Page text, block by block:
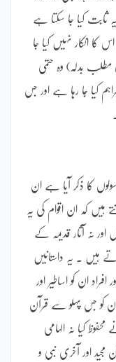
ثابت کیا جا سکتا ہے
کا انکار نہیں کیا جا
مطلب بدلہ) وہ حتمی
کیا جا رہا ہے اور جس
کا ذکر آیا ہے ان
ہیں کہ ان اقوام کی یہ
نہ آثار قدیمہ کے
ہیں ۔ یہ داستانیں
ان کو اساطیر اور
کو جس پہلو سے قرآن
کیا نہ الہامی
مجید اور آخری نبی و